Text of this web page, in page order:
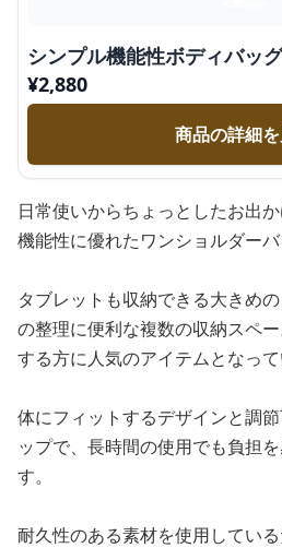
シンプル機能性ボディバッグ
¥2,880
商品の詳細
日常使いからちょっとしたお出
機能性に優れたワンショルダーバ
タブレットも収納できる大きめ
の整理に便利な複数の収納スペ
する方に人気のアイテムとなって
体にフィットするデザインと調
ップで、長時間の使用でも負担
す。
耐久性のある素材を使用してい